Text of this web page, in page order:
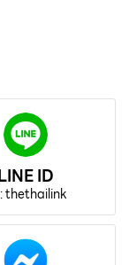
ID
thethailink